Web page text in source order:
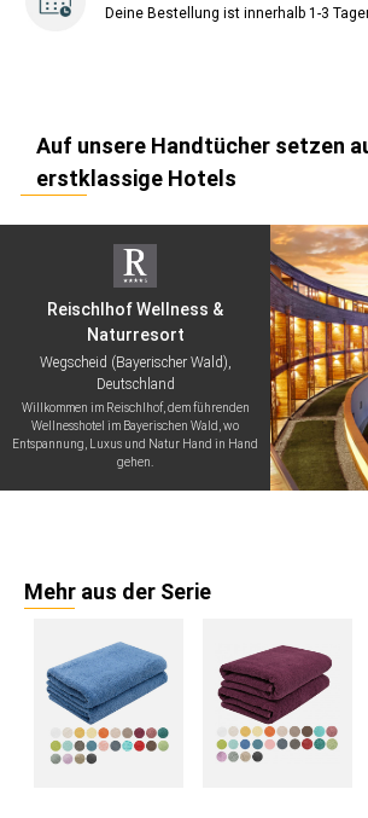
Deine Bestellung ist innerhalb 1-3
Auf unsere Handtücher setzen
erstklassige Hotels
Reischlhof Wellness &
Naturresort
Wegscheid (Bayerischer Wald),
Deutschland
Willkommen im Reischlhof, dem führenden
Wellnesshotel im Bayerischen Wald, wo
Entspannung, Luxus und Natur Hand in Hand
gehen.
Mehr aus der Serie